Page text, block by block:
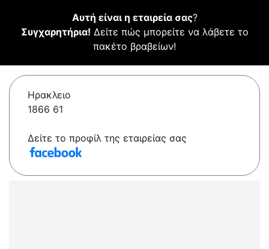
Αυτή είναι η εταιρεία σας?
Συγχαρητήρια! Δείτε πώς μπορείτε να λάβετε το
πακέτο βραβείων!
Ηρακλειο
1866 61
Δείτε το προφίλ της εταιρείας σας